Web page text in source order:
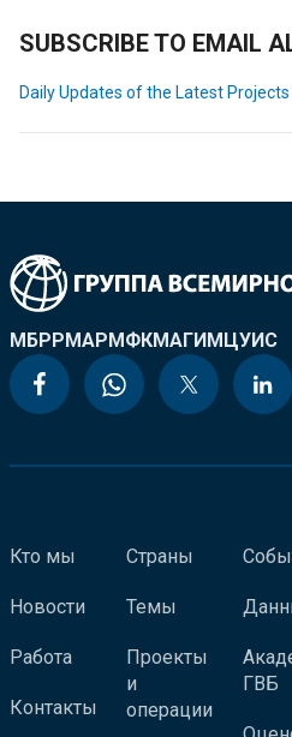
SUBSCRIBE TO EMAIL
Daily Updates of the Latest
МБРРМАРМФКМАГИМЦУИС
Кто мы
Новости
Работа
Контакты
Страны
Темы
Проекты
и
операции
ГВБ